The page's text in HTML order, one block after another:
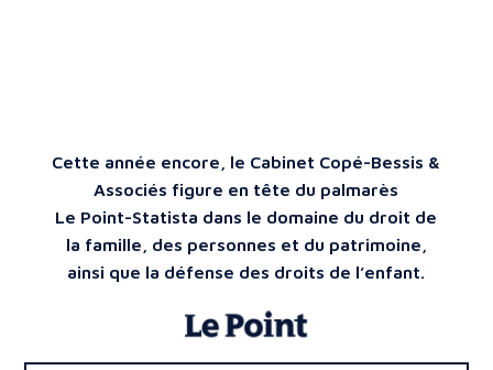
Cette année encore, le Cabinet Copé-Bessis &
Associés figure en tête du palmarès
Le Point-Statista dans le domaine du droit de
la famille, des personnes et du patrimoine,
ainsi que la défense des droits de l’enfant.